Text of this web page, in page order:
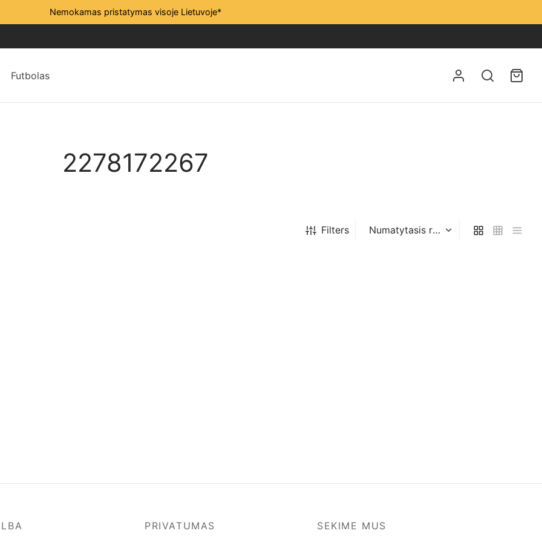
Nemokamas pristatymas visoje Lietuvoje*
Futbolas
2278172267
Filters
PRIVATUMAS SEKIME MUS